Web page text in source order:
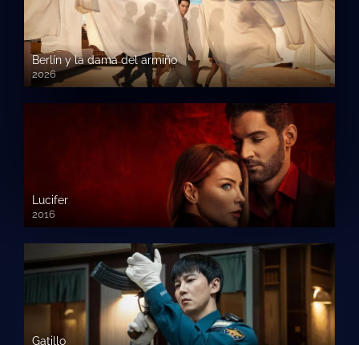
Berlín y la dama del armiño
2026
Lucifer
2016
Gatillo